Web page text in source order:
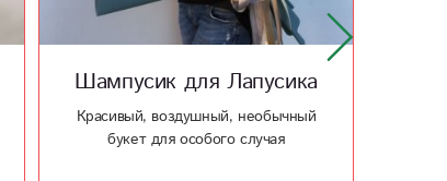
Шампусик для Лапусика
Красивый, воздушный, необычный
букет для особого случая